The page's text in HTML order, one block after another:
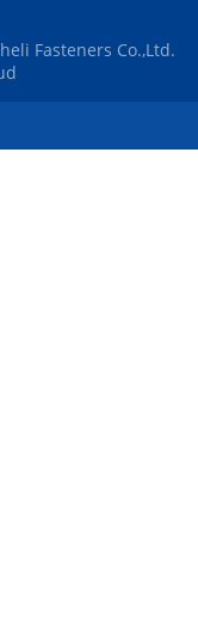
Fasteners Co.,Ltd.